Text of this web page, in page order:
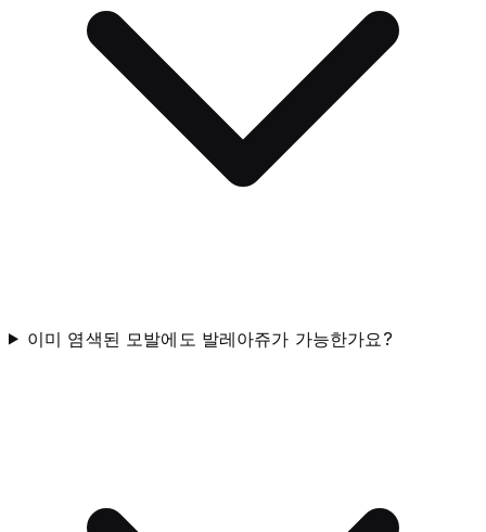
이미 염색된 모발에도 발레아쥬가 가능한가요?